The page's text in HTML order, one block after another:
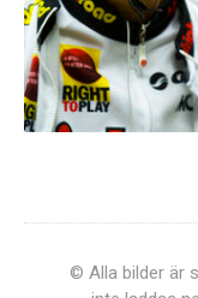
© Alla bilder är